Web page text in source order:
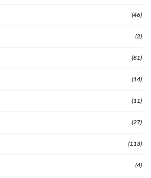
(46)
(2)
(81)
(14)
(11)
(27)
(113)
(4)